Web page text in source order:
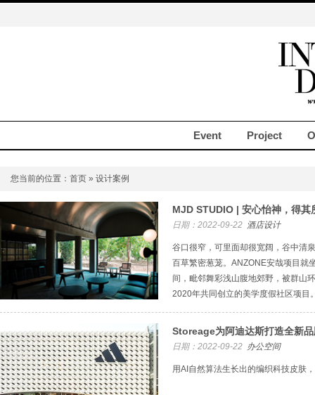
Event Project
您当前的位置： 首页 » 设计案例
MJD STUDIO | 安心怡神，得其
日期：2022-09-22 酒店设计
谷口很窄，可里面却很宽阔，谷中清
百草繁密葱茏。ANZONE安哉项目就
间，毗邻舞彩浅山腹地郊野，被群山
2020年共同创立的美学度假社区项目
Storeage为阿迪达斯打造全新
日期：2022-09-22 办公空间
用AI自然算法生长出的编织科技皮肤